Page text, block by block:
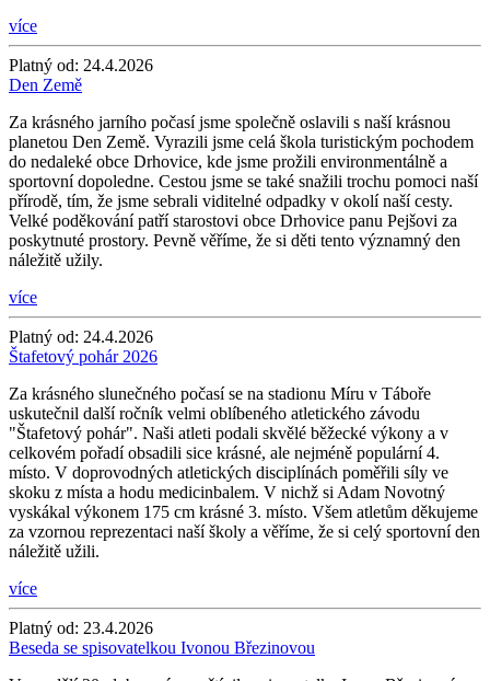
více
Platný od: 24.4.2026
Den Země
Za krásného jarního počasí jsme společně oslavili s naší krásnou
planetou Den Země. Vyrazili jsme celá škola turistickým pochodem
do nedaleké obce Drhovice, kde jsme prožili environmentálně a
sportovní dopoledne. Cestou jsme se také snažili trochu pomoci naší
přírodě, tím, že jsme sebrali viditelné odpadky v okolí naší cesty.
Velké poděkování patří starostovi obce Drhovice panu Pejšovi za
poskytnuté prostory. Pevně věříme, že si děti tento významný den
náležitě užily.
více
Platný od: 24.4.2026
Štafetový pohár 2026
Za krásného slunečného počasí se na stadionu Míru v Táboře
uskutečnil další ročník velmi oblíbeného atletického závodu
"Štafetový pohár". Naši atleti podali skvělé běžecké výkony a v
celkovém pořadí obsadili sice krásné, ale nejméně populární 4.
místo. V doprovodných atletických disciplínách poměřili síly ve
skoku z místa a hodu medicinbalem. V nichž si Adam Novotný
vyskákal výkonem 175 cm krásné 3. místo. Všem atletům děkujeme
za vzornou reprezentaci naší školy a věříme, že si celý sportovní den
náležitě užili.
více
Platný od: 23.4.2026
Beseda se spisovatelkou Ivonou Březinovou